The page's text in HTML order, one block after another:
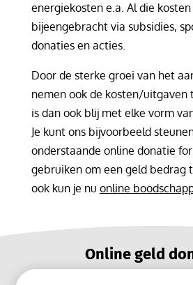
energiekosten e.a. Al die
bijeengebracht via subsidies,
donaties en acties.
Door de sterke groei van het
nemen ook de kosten/uitgaven
is dan ook blij met elke vorm
Je kunt ons bijvoorbeeld
onderstaande online donatie
gebruiken om een geld bedrag
ook kun je nu online
Online geld